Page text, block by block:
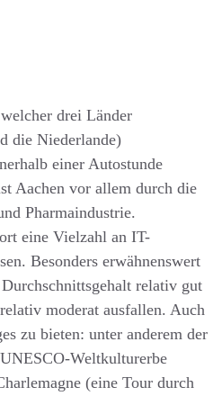
drei Länder
die Niederlande)
einer Autostunde
Aachen vor allem durch die
Pharmaindustrie.
eine Vielzahl an IT-
Besonders erwähnenswert
relativ gut
moderat ausfallen. Auch
zu bieten: unter anderem der
Weltkulturerbe
(eine Tour durch